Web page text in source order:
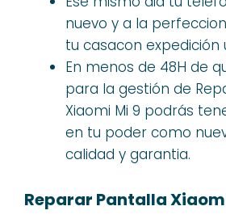
nuevo y a la
tu casacon expedición
En menos de 48H de
para la gestión de
Xiaomi Mi 9 podrás
en tu poder como
calidad y garantia.
Reparar Pantalla